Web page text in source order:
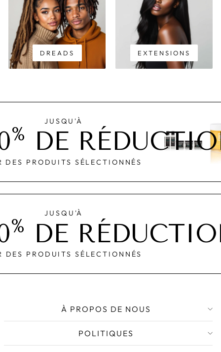
DREADS EXTENSIONS
JUSQU'À
% DE
DES PRODUITS SÉLECTIONNÉS
JUSQU'À
% DE
DES PRODUITS SÉLECTIONNÉS
À PROPOS DE NOUS
POLITIQUES